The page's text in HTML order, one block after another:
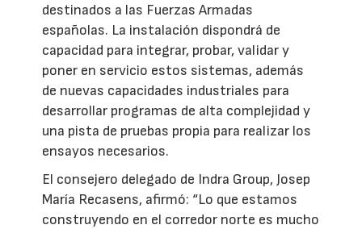
destinados a las Fuerzas Armadas
españolas. La instalación dispondrá de
capacidad para integrar, probar, validar y
poner en servicio estos sistemas, además
de nuevas capacidades industriales para
desarrollar programas de alta complejidad y
una pista de pruebas propia para realizar los
ensayos necesarios.
El consejero delegado de Indra Group, Josep
María Recasens, afirmó: “Lo que estamos
construyendo en el corredor norte es mucho